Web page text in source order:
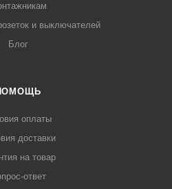
и выключателей
Блог
оплаты
доставки
на товар
ответ